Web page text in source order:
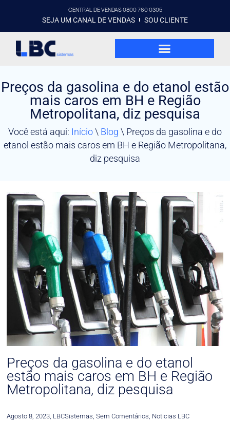
CENTRAL DE VENDAS 0800 760 0305
SEJA UM CANAL DE VENDAS SOU CLIENTE
Preços da gasolina e do etanol estão
mais caros em BH e Região
Metropolitana, diz pesquisa
Você está aqui: Início\ Blog \ Preços da gasolina e do
etanol estão mais caros em BH e Região Metropolitana,
diz pesquisa
Preços da gasolina e do etanol
estão mais caros em BH e Região
Metropolitana, diz pesquisa
Agosto 8, 2023, LBCSistemas, Sem Comentários, Noticias LBC